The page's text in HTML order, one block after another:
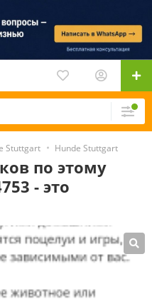
Stuttgart Hunde Stuttgart
по этому
- это